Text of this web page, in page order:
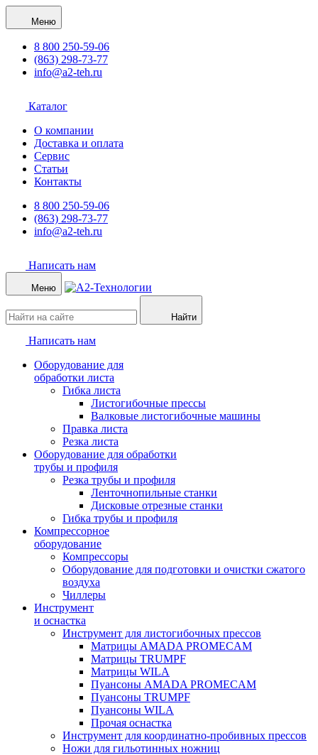
Меню
8 800 250-59-06
(863) 298-73-77
info@a2-teh.ru
Каталог
О компании
Доставка и оплата
Сервис
Статьи
Контакты
8 800 250-59-06
(863) 298-73-77
info@a2-teh.ru
Написать нам
Меню
Найти
Написать нам
Оборудование для
обработки листа
Гибка листа
Листогибочные прессы
Валковые листогибочные машины
Правка листа
Резка листа
Оборудование для обработки
трубы и профиля
Резка трубы и профиля
Ленточнопильные станки
Дисковые отрезные станки
Гибка трубы и профиля
Компрессорное
оборудование
Компрессоры
Оборудование для подготовки и очистки сжатого
воздуха
Чиллеры
Инструмент
и оснастка
Инструмент для листогибочных прессов
Матрицы AMADA PROMECAM
Матрицы TRUMPF
Матрицы WILA
Пуансоны AMADA PROMECAM
Пуансоны TRUMPF
Пуансоны WILA
Прочая оснастка
Инструмент для координатно-пробивных прессов
Ножи для гильотинных ножниц